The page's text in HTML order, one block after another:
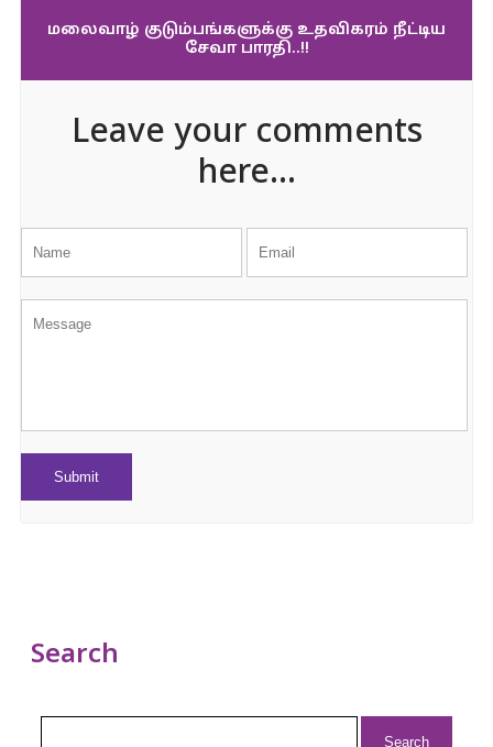
மலைவாழ் குடும்பங்களுக்கு உதவிகரம் நீட்டிய
சேவா பாரதி..!!
Leave your comments
here...
Search